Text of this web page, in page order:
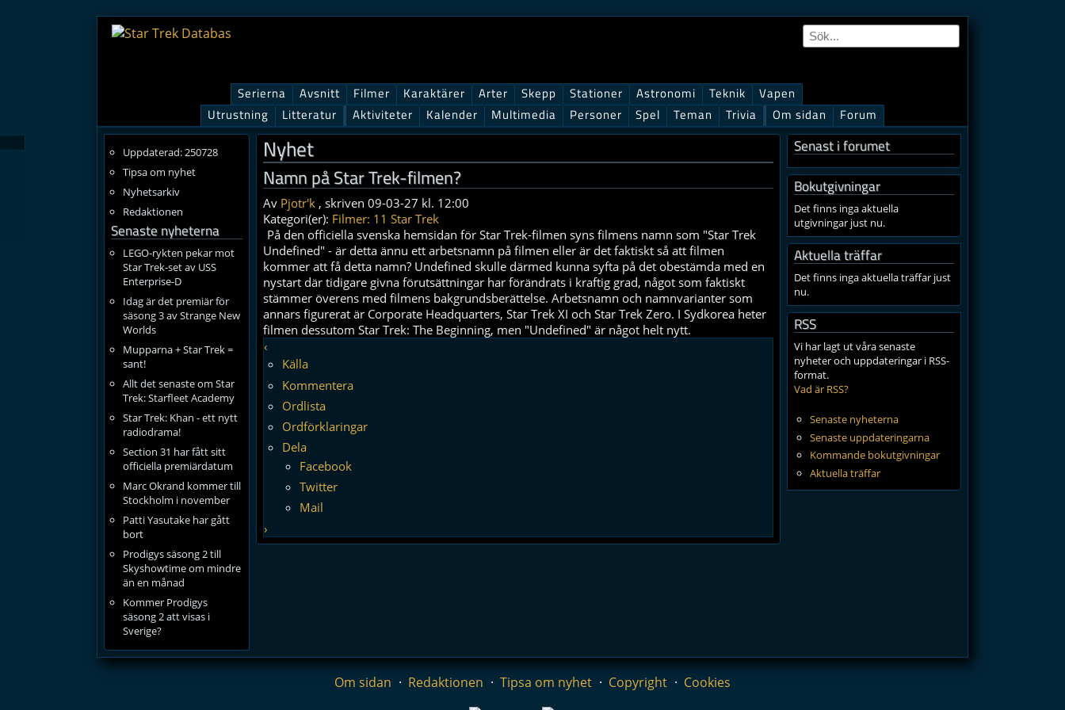
Uppdaterad: 250728
Tipsa om nyhet
Nyhetsarkiv
Redaktionen
Senaste nyheterna
LEGO-rykten pekar mot
Star Trek-set av USS
Enterprise-D
Idag är det premiär för
säsong 3 av Strange New
Worlds
Mupparna + Star Trek =
sant!
Allt det senaste om Star
Trek: Starfleet Academy
Star Trek: Khan - ett nytt
radiodrama!
Section 31 har fått sitt
officiella premiärdatum
Marc Okrand kommer till
Stockholm i november
Patti Yasutake har gått
bort
Prodigys säsong 2 till
Skyshowtime om mindre
än en månad
Kommer Prodigys
säsong 2 att visas i
Sverige?
Nyhet
Namn på Star Trek-filmen?
Av Pjotr'k , skriven 09-03-27 kl. 12:00
Kategori(er): Filmer: 11 Star Trek
På den officiella svenska hemsidan för Star Trek-filmen syns filmens namn som "Star Trek
Undefined" - är detta ännu ett arbetsnamn på filmen eller är det faktiskt så att filmen
kommer att få detta namn? Undefined skulle därmed kunna syfta på det obestämda med en
nystart där tidigare givna förutsättningar har förändrats i kraftig grad, något som faktiskt
stämmer överens med filmens bakgrundsberättelse. Arbetsnamn och namnvarianter som
annars figurerat är Corporate Headquarters, Star Trek XI och Star Trek Zero. I Sydkorea heter
filmen dessutom Star Trek: The Beginning, men "Undefined" är något helt nytt.
‹
Källa
Kommentera
Ordlista
Ordförklaringar
Dela
Facebook
Twitter
Mail
›
Senast i forumet
Bokutgivningar
Det finns inga aktuella
utgivningar just nu.
Aktuella träffar
Det finns inga aktuella träffar just
nu.
RSS
Vi har lagt ut våra senaste
nyheter och uppdateringar i RSS-
format.
Vad är RSS?
Senaste nyheterna
Senaste uppdateringarna
Kommande bokutgivningar
Aktuella träffar
Serierna Avsnitt Filmer Karaktärer Arter Skepp Stationer Astronomi Teknik
Vapen
Utrustning
Litteratur Aktiviteter Kalender Multimedia Personer Spel Teman Trivia Om sidan Forum
Om sidan Redaktionen Tipsa om nyhet Copyright Cookies